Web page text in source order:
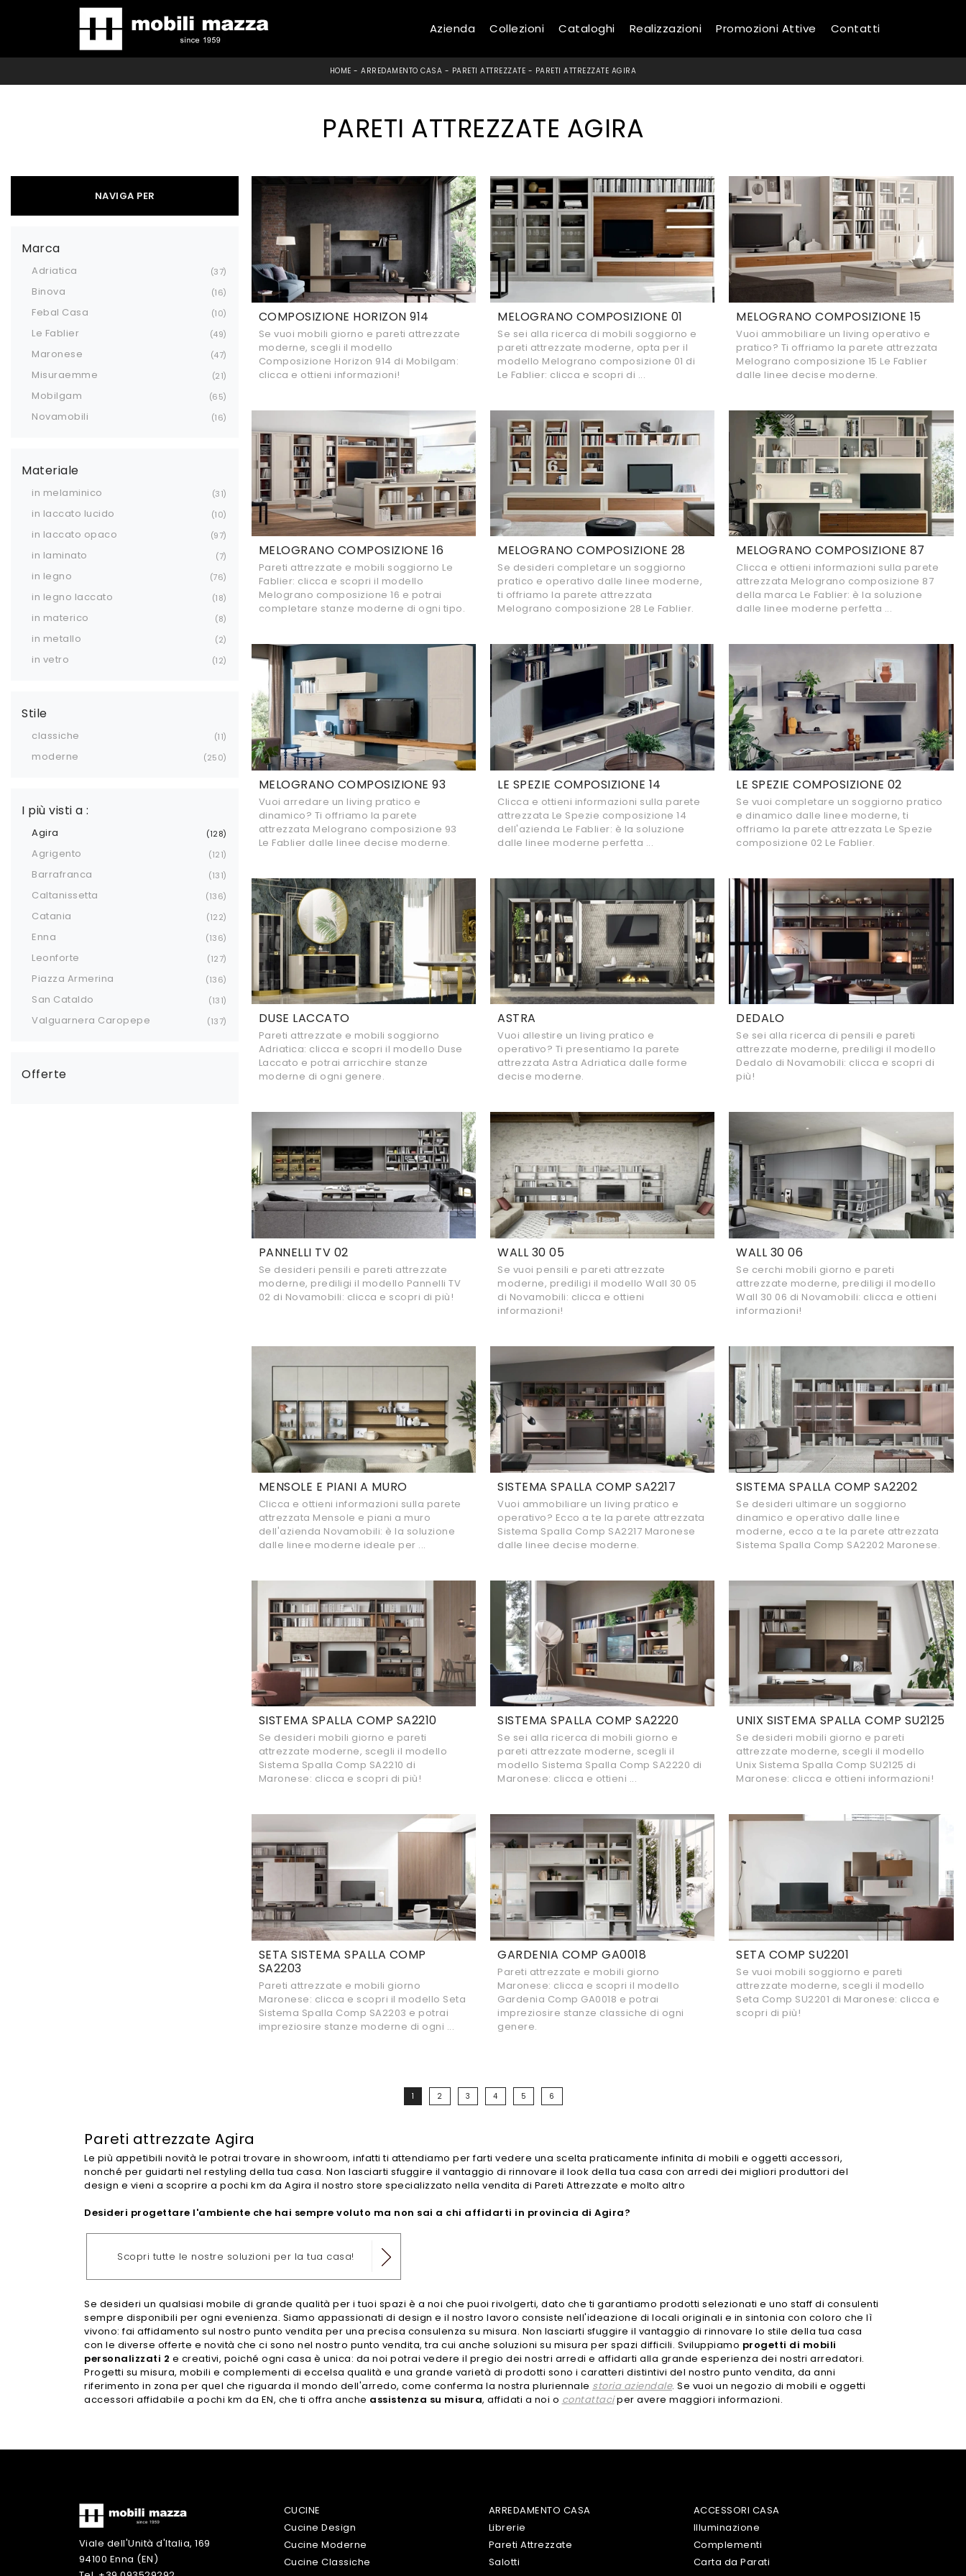
Azienda Collezioni Cataloghi Realizzazioni Promozioni Attive Contatti
HOME -ARREDAMENTO CASA - PARETI ATTREZZATE - PARETI ATTREZZATE AGIRA
PARETI ATTREZZATE AGIRA
NAVIGA PER
Marca
Adriatica 37
Binova 16
Febal Casa 10
Le Fablier 49
Maronese 47
Misuraemme 21
Mobilgam 65
Novamobili 16
Materiale
in melaminico 31
in laccato lucido 10
in laccato opaco 97
in laminato 7
in legno 76
in legno laccato 18
in materico 8
in metallo 2
in vetro 12
Stile
classiche 11
moderne 250
I più visti a :
Agira 128
Agrigento 121
Barrafranca 131
Caltanissetta 136
Catania 122
Enna 136
Leonforte 127
Piazza Armerina 136
San Cataldo 131
Valguarnera Caropepe 137
Offerte
COMPOSIZIONE HORIZON 914
Se vuoi mobili giorno e pareti attrezzate
moderne, scegli il modello
Composizione Horizon 914 di Mobilgam:
clicca e ottieni informazioni!
MELOGRANO COMPOSIZIONE 01
Se sei alla ricerca di mobili soggiorno e
pareti attrezzate moderne, opta per il
modello Melograno composizione 01 di
Le Fablier: clicca e scopri di ...
MELOGRANO COMPOSIZIONE 15
Vuoi ammobiliare un living operativo e
pratico? Ti offriamo la parete attrezzata
Melograno composizione 15 Le Fablier
dalle linee decise moderne.
MELOGRANO COMPOSIZIONE 16
Pareti attrezzate e mobili soggiorno Le
Fablier: clicca e scopri il modello
Melograno composizione 16 e potrai
completare stanze moderne di ogni tipo.
MELOGRANO COMPOSIZIONE 28
Se desideri completare un soggiorno
pratico e operativo dalle linee moderne,
ti offriamo la parete attrezzata
Melograno composizione 28 Le Fablier.
MELOGRANO COMPOSIZIONE 87
Clicca e ottieni informazioni sulla parete
attrezzata Melograno composizione 87
della marca Le Fablier: è la soluzione
dalle linee moderne perfetta ...
MELOGRANO COMPOSIZIONE 93
Vuoi arredare un living pratico e
dinamico? Ti offriamo la parete
attrezzata Melograno composizione 93
Le Fablier dalle linee decise moderne.
LE SPEZIE COMPOSIZIONE 14
Clicca e ottieni informazioni sulla parete
attrezzata Le Spezie composizione 14
dell'azienda Le Fablier: è la soluzione
dalle linee moderne perfetta ...
LE SPEZIE COMPOSIZIONE 02
Se vuoi completare un soggiorno pratico
e dinamico dalle linee moderne, ti
offriamo la parete attrezzata Le Spezie
composizione 02 Le Fablier.
DUSE LACCATO
Pareti attrezzate e mobili soggiorno
Adriatica: clicca e scopri il modello Duse
Laccato e potrai arricchire stanze
moderne di ogni genere.
ASTRA
Vuoi allestire un living pratico e
operativo? Ti presentiamo la parete
attrezzata Astra Adriatica dalle forme
decise moderne.
DEDALO
Se sei alla ricerca di pensili e pareti
attrezzate moderne, prediligi il modello
Dedalo di Novamobili: clicca e scopri di
più!
PANNELLI TV 02
Se desideri pensili e pareti attrezzate
moderne, prediligi il modello Pannelli TV
02 di Novamobili: clicca e scopri di più!
WALL 30 05
Se vuoi pensili e pareti attrezzate
moderne, prediligi il modello Wall 30 05
di Novamobili: clicca e ottieni
informazioni!
WALL 30 06
Se cerchi mobili giorno e pareti
attrezzate moderne, prediligi il modello
Wall 30 06 di Novamobili: clicca e ottieni
informazioni!
MENSOLE E PIANI A MURO
Clicca e ottieni informazioni sulla parete
attrezzata Mensole e piani a muro
dell'azienda Novamobili: è la soluzione
dalle linee moderne ideale per ...
SISTEMA SPALLA COMP SA2217
Vuoi ammobiliare un living pratico e
operativo? Ecco a te la parete attrezzata
Sistema Spalla Comp SA2217 Maronese
dalle linee decise moderne.
SISTEMA SPALLA COMP SA2202
Se desideri ultimare un soggiorno
dinamico e operativo dalle linee
moderne, ecco a te la parete attrezzata
Sistema Spalla Comp SA2202 Maronese.
SISTEMA SPALLA COMP SA2210
Se desideri mobili giorno e pareti
attrezzate moderne, scegli il modello
Sistema Spalla Comp SA2210 di
Maronese: clicca e scopri di più!
SISTEMA SPALLA COMP SA2220
Se sei alla ricerca di mobili giorno e
pareti attrezzate moderne, scegli il
modello Sistema Spalla Comp SA2220 di
Maronese: clicca e ottieni ...
UNIX SISTEMA SPALLA COMP SU2125
Se desideri mobili giorno e pareti
attrezzate moderne, scegli il modello
Unix Sistema Spalla Comp SU2125 di
Maronese: clicca e ottieni informazioni!
SETA SISTEMA SPALLA COMP
SA2203
Pareti attrezzate e mobili giorno
Maronese: clicca e scopri il modello Seta
Sistema Spalla Comp SA2203 e potrai
impreziosire stanze moderne di ogni ...
GARDENIA COMP GA0018
Pareti attrezzate e mobili giorno
Maronese: clicca e scopri il modello
Gardenia Comp GA0018 e potrai
impreziosire stanze classiche di ogni
genere.
SETA COMP SU2201
Se vuoi mobili soggiorno e pareti
attrezzate moderne, scegli il modello
Seta Comp SU2201 di Maronese: clicca e
scopri di più!
1 2 3 4 5 6
Pareti attrezzate Agira
Le più appetibili novità le potrai trovare in showroom, infatti ti attendiamo per farti vedere una scelta praticamente infinita di mobili e oggetti accessori,
nonché per guidarti nel restyling della tua casa. Non lasciarti sfuggire il vantaggio di rinnovare il look della tua casa con arredi dei migliori produttori del
design e vieni a scoprire a pochi km da Agira il nostro store specializzato nella vendita di Pareti Attrezzate e molto altro
Desideri progettare l'ambiente che hai sempre voluto ma non sai a chi affidarti in provincia di Agira?
Scopri tutte le nostre soluzioni per la tua casa!
Se desideri un qualsiasi mobile di grande qualità per i tuoi spazi è a noi che puoi rivolgerti, dato che ti garantiamo prodotti selezionati e uno staff di consulenti
sempre disponibili per ogni evenienza. Siamo appassionati di design e il nostro lavoro consiste nell'ideazione di locali originali e in sintonia con coloro che lì
vivono: fai affidamento sul nostro punto vendita per una precisa consulenza su misura. Non lasciarti sfuggire il vantaggio di rinnovare lo stile della tua casa
con le diverse offerte e novità che ci sono nel nostro punto vendita, tra cui anche soluzioni su misura per spazi difficili. Sviluppiamo progetti di mobili
personalizzati 2 e creativi, poiché ogni casa è unica: da noi potrai vedere il pregio dei nostri arredi e affidarti alla grande esperienza dei nostri arredatori.
Progetti su misura, mobili e complementi di eccelsa qualità e una grande varietà di prodotti sono i caratteri distintivi del nostro punto vendita, da anni
riferimento in zona per quel che riguarda il mondo dell'arredo, come conferma la nostra pluriennale storia aziendale. Se vuoi un negozio di mobili e oggetti
accessori affidabile a pochi km da EN, che ti offra anche assistenza su misura, affidati a noi o contattaciper avere maggiori informazioni.
Viale dell'Unità d'Italia, 169
94100 Enna (EN)
CUCINE
Cucine Design
Cucine Moderne
Cucine Classiche
ARREDAMENTO CASA
Librerie
Pareti Attrezzate
Salotti
ACCESSORI CASA
Illuminazione
Complementi
Carta da Parati